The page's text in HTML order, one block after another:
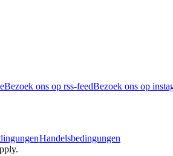
Bezoek ons op rss-feedBezoek ons op
Handelsbedingungen